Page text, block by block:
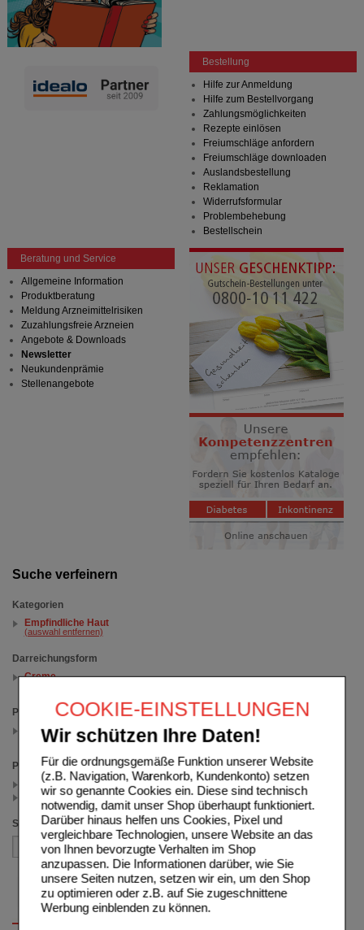
COOKIE-EINSTELLUNGEN
Wir schützen Ihre Daten!
Für die ordnungsgemäße Funktion unserer Website
(z.B. Navigation, Warenkorb, Kundenkonto) setzen
wir so genannte Cookies ein. Diese sind technisch
notwendig, damit unser Shop überhaupt funktioniert.
Darüber hinaus helfen uns Cookies, Pixel und
vergleichbare Technologien, unsere Website an das
von Ihnen bevorzugte Verhalten im Shop
anzupassen. Die Informationen darüber, wie Sie
unsere Seiten nutzen, setzen wir ein, um den Shop
zu optimieren oder z.B. auf Sie zugeschnittene
Werbung einblenden zu können.
Suche verfeinern
Kategorien
Empfindliche Haut
(auswahl entfernen)
Darreichungsform
Creme
Packungsgröße
75 ml
(auswahl entfernen)
Preis
< 7.50 (1)
>= 7.50 (1)
Sortieren nach
Bestellung
Hilfe zur Anmeldung
Hilfe zum Bestellvorgang
Zahlungsmöglichkeiten
Rezepte einlösen
Freiumschläge anfordern
Freiumschläge downloaden
Auslandsbestellung
Reklamation
Widerrufsformular
Problembehebung
Bestellschein
Beratung und Service
Allgemeine Information
Produktberatung
Meldung Arzneimittelrisiken
Zuzahlungsfreie Arzneien
Angebote & Downloads
Newsletter
Neukundenprämie
Stellenangebote